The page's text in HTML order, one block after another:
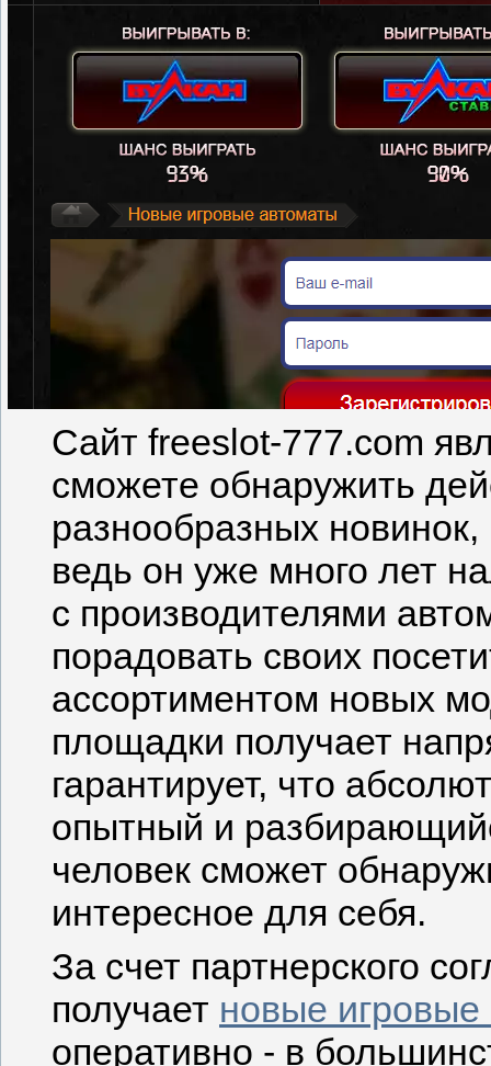
Сайт freeslot-777.com
сможете обнаружить
разнообразных новинок,
ведь он уже много лет
с производителями
порадовать своих
ассортиментом новых
площадки получает
гарантирует, что
опытный и
человек сможет
интересное для себя.
За счет партнерского
получает новые
оперативно - в